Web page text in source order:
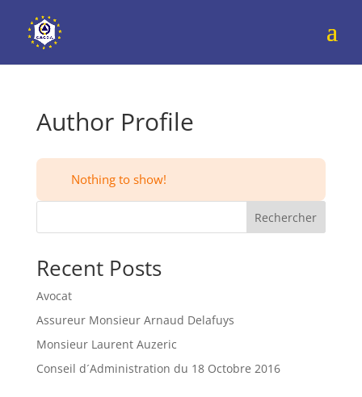
Author Profile
Nothing to show!
Rechercher
Recent Posts
Avocat
Assureur Monsieur Arnaud Delafuys
Monsieur Laurent Auzeric
Conseil d´Administration du 18 Octobre 2016